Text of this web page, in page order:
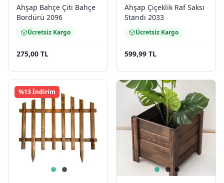
Ahşap Bahçe Çiti Bahçe
Bordürü 2096
Ücretsiz Kargo
275,00 TL
Ahşap Çiçeklik Raf Saksı
Standı 2033
Ücretsiz Kargo
599,99 TL
%13İndirim